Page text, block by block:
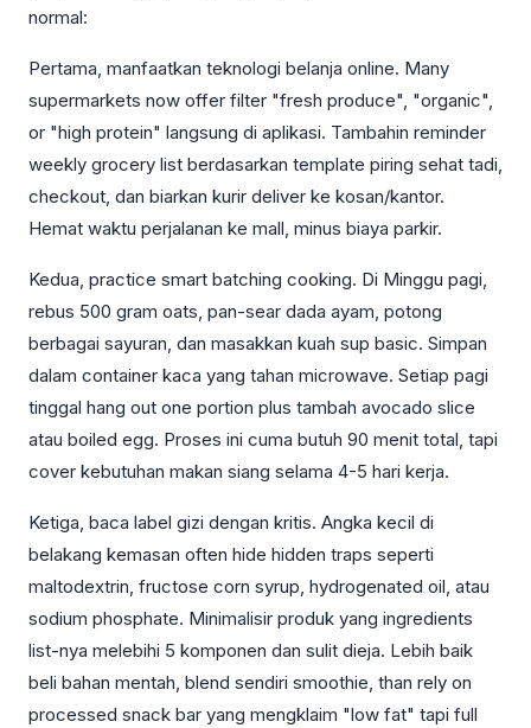
normal:
Pertama, manfaatkan teknologi belanja online. Many
supermarkets now offer filter "fresh produce", "organic",
or "high protein" langsung di aplikasi. Tambahin reminder
weekly grocery list berdasarkan template piring sehat tadi,
checkout, dan biarkan kurir deliver ke kosan/kantor.
Hemat waktu perjalanan ke mall, minus biaya parkir.
Kedua, practice smart batching cooking. Di Minggu pagi,
rebus 500 gram oats, pan-sear dada ayam, potong
berbagai sayuran, dan masakkan kuah sup basic. Simpan
dalam container kaca yang tahan microwave. Setiap pagi
tinggal hang out one portion plus tambah avocado slice
atau boiled egg. Proses ini cuma butuh 90 menit total, tapi
cover kebutuhan makan siang selama 4-5 hari kerja.
Ketiga, baca label gizi dengan kritis. Angka kecil di
belakang kemasan often hide hidden traps seperti
maltodextrin, fructose corn syrup, hydrogenated oil, atau
sodium phosphate. Minimalisir produk yang ingredients
list-nya melebihi 5 komponen dan sulit dieja. Lebih baik
beli bahan mentah, blend sendiri smoothie, than rely on
processed snack bar yang mengklaim "low fat" tapi full